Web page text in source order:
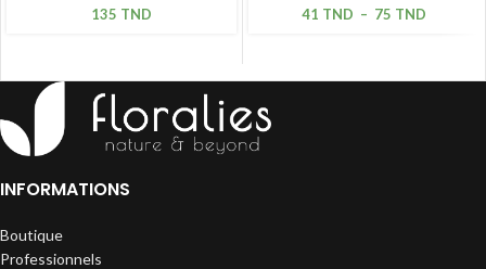
135 TND 41 TND – 75 TND
INFORMATIONS
Boutique
Professionnels